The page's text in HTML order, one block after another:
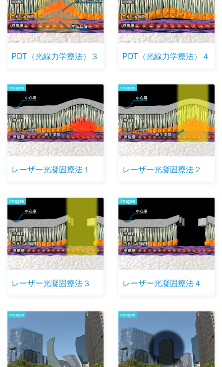
PDT（光線力学療法）３ PDT（光線力学療法）４
images
レーザー光凝固療法１
images
レーザー光凝固療法２
images
レーザー光凝固療法３
images
レーザー光凝固療法４
images images